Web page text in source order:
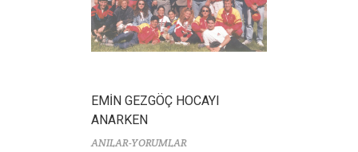
EMİN GEZGÖÇ HOCAYI
ANARKEN
ANILAR-YORUMLAR